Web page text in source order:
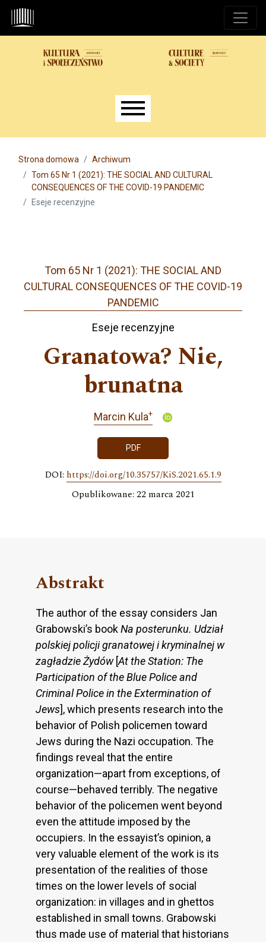
Przejdź do głównego menu
Przejdź do sekcji głównej
Przejdź do stopki
Main menu
Strona domowa
Archiwum
Tom 65 Nr 1 (2021): THE SOCIAL AND CULTURAL
CONSEQUENCES OF THE COVID-19 PANDEMIC
Eseje recenzyjne
Tom 65 Nr 1 (2021): THE SOCIAL AND
CULTURAL CONSEQUENCES OF THE COVID-19
PANDEMIC
Eseje recenzyjne
Granatowa? Nie,
brunatna
Marcin Kula+
PDF
DOI: https://doi.org/10.35757/KiS.2021.65.1.9
Opublikowane: 22 marca 2021
Abstrakt
The author of the essay considers Jan
Grabowski’s bookNa posterunku. Udział
polskiej policji granatowej i kryminalnej w
zagładzie Żydów[At the Station: The
Participation of the Blue Police and
Criminal Police in the Extermination of
Jews], which presents research into the
behavior of Polish policemen toward
Jews during the Nazi occupation. The
findings reveal that the entire
organization—apart from exceptions, of
course—behaved terribly. The negative
behavior of the policemen went beyond
even the attitude imposed by the
occupiers. In the essayist’s opinion, a
very valuable element of the work is its
presentation of the realities of those
times on the lower levels of social
organization: in villages and in ghettos
established in small towns. Grabowski
thus made use of material that historians